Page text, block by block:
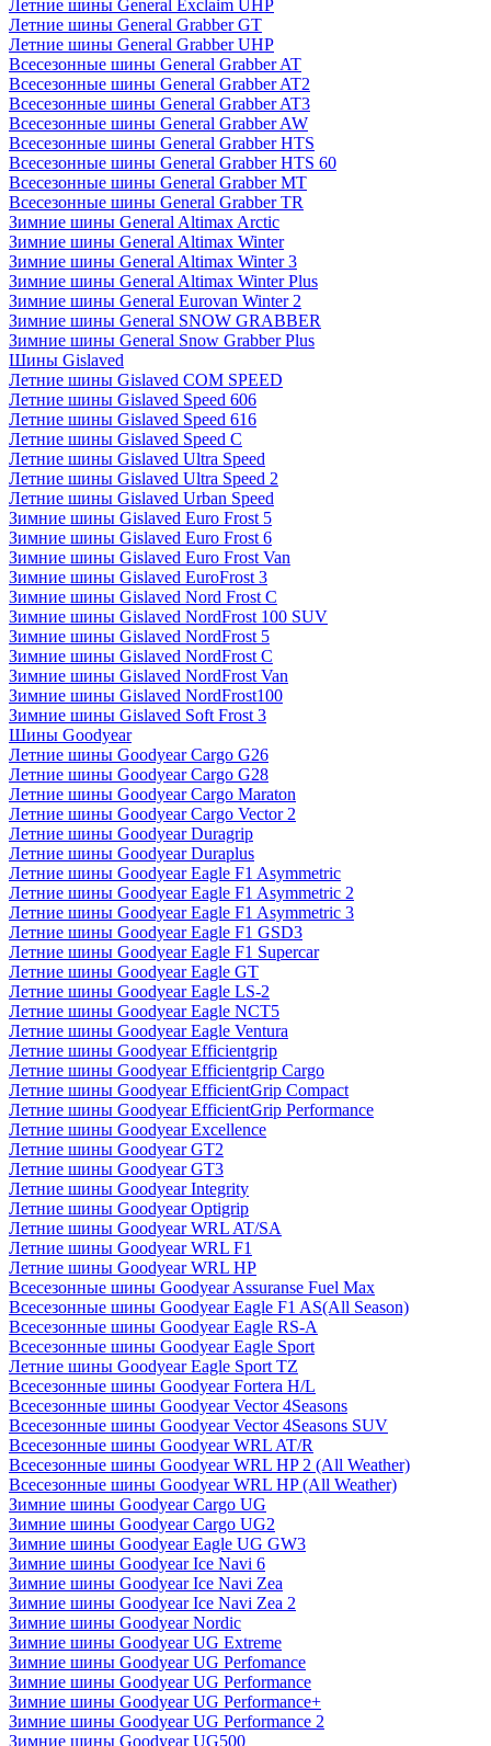
Летние шины General Exclaim UHP
Летние шины General Grabber GT
Летние шины General Grabber UHP
Всесезонные шины General Grabber AT
Всесезонные шины General Grabber AT2
Всесезонные шины General Grabber AT3
Всесезонные шины General Grabber AW
Всесезонные шины General Grabber HTS
Всесезонные шины General Grabber HTS 60
Всесезонные шины General Grabber MT
Всесезонные шины General Grabber TR
Зимние шины General Altimax Arctic
Зимние шины General Altimax Winter
Зимние шины General Altimax Winter 3
Зимние шины General Altimax Winter Plus
Зимние шины General Eurovan Winter 2
Зимние шины General SNOW GRABBER
Зимние шины General Snow Grabber Plus
Шины Gislaved
Летние шины Gislaved COM SPEED
Летние шины Gislaved Speed 606
Летние шины Gislaved Speed 616
Летние шины Gislaved Speed C
Летние шины Gislaved Ultra Speed
Летние шины Gislaved Ultra Speed 2
Летние шины Gislaved Urban Speed
Зимние шины Gislaved Euro Frost 5
Зимние шины Gislaved Euro Frost 6
Зимние шины Gislaved Euro Frost Van
Зимние шины Gislaved EuroFrost 3
Зимние шины Gislaved Nord Frost C
Зимние шины Gislaved NordFrost 100 SUV
Зимние шины Gislaved NordFrost 5
Зимние шины Gislaved NordFrost C
Зимние шины Gislaved NordFrost Van
Зимние шины Gislaved NordFrost100
Зимние шины Gislaved Soft Frost 3
Шины Goodyear
Летние шины Goodyear Cargo G26
Летние шины Goodyear Cargo G28
Летние шины Goodyear Cargo Maraton
Летние шины Goodyear Cargo Vector 2
Летние шины Goodyear Duragrip
Летние шины Goodyear Duraplus
Летние шины Goodyear Eagle F1 Asymmetric
Летние шины Goodyear Eagle F1 Asymmetric 2
Летние шины Goodyear Eagle F1 Asymmetric 3
Летние шины Goodyear Eagle F1 GSD3
Летние шины Goodyear Eagle F1 Supercar
Летние шины Goodyear Eagle GT
Летние шины Goodyear Eagle LS-2
Летние шины Goodyear Eagle NCT5
Летние шины Goodyear Eagle Ventura
Летние шины Goodyear Efficientgrip
Летние шины Goodyear Efficientgrip Cargo
Летние шины Goodyear EfficientGrip Compact
Летние шины Goodyear EfficientGrip Performance
Летние шины Goodyear Excellence
Летние шины Goodyear GT2
Летние шины Goodyear GT3
Летние шины Goodyear Integrity
Летние шины Goodyear Optigrip
Летние шины Goodyear WRL AT/SA
Летние шины Goodyear WRL F1
Летние шины Goodyear WRL HP
Всесезонные шины Goodyear Assuranse Fuel Max
Всесезонные шины Goodyear Eagle F1 AS(All Season)
Всесезонные шины Goodyear Eagle RS-A
Всесезонные шины Goodyear Eagle Sport
Летние шины Goodyear Eagle Sport TZ
Всесезонные шины Goodyear Fortera H/L
Всесезонные шины Goodyear Vector 4Seasons
Всесезонные шины Goodyear Vector 4Seasons SUV
Всесезонные шины Goodyear WRL AT/R
Всесезонные шины Goodyear WRL HP 2 (All Weather)
Всесезонные шины Goodyear WRL HP (All Weather)
Зимние шины Goodyear Cargo UG
Зимние шины Goodyear Cargo UG2
Зимние шины Goodyear Eagle UG GW3
Зимние шины Goodyear Ice Navi 6
Зимние шины Goodyear Ice Navi Zea
Зимние шины Goodyear Ice Navi Zea 2
Зимние шины Goodyear Nordic
Зимние шины Goodyear UG Extreme
Зимние шины Goodyear UG Perfomance
Зимние шины Goodyear UG Performance
Зимние шины Goodyear UG Performance+
Зимние шины Goodyear UG Performance 2
Зимние шины Goodyear UG500